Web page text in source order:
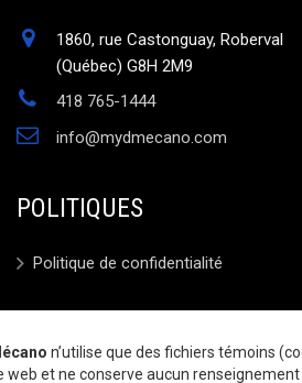
1860, rue Castonguay, Roberval
(Québec) G8H 2M9
418 765-1444
info@mydmecano.com
POLITIQUES
Politique de confidentialité